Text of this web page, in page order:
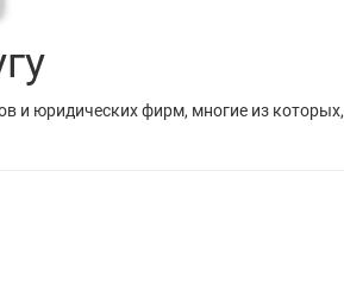
и юридических фирм, многие из которых,